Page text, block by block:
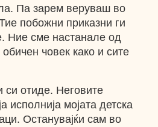
Па зарем веруваш во
побожни приказни ги
Ние сме настанале од
човек како и сите
си отиде. Неговите
исполнија мојата детска
Останувајќи сам во